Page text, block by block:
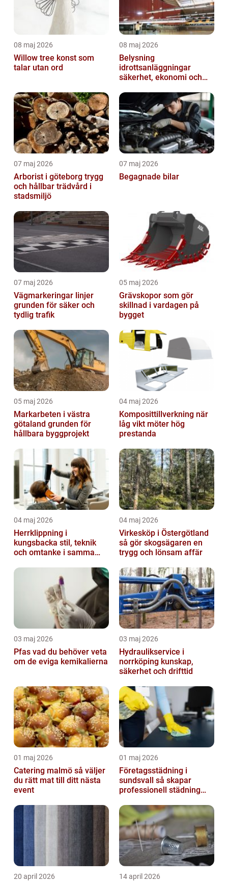
08 maj 2026
Willow tree konst som
talar utan ord
08 maj 2026
Belysning
idrottsanläggningar
säkerhet, ekonomi och
07 maj 2026
Arborist i göteborg trygg
och hållbar trädvård i
stadsmiljö
07 maj 2026
Begagnade bilar
07 maj 2026
Vägmarkeringar linjer
grunden för säker och
tydlig trafik
05 maj 2026
Grävskopor som gör
skillnad i vardagen på
bygget
05 maj 2026
Markarbeten i västra
götaland grunden för
hållbara byggprojekt
04 maj 2026
Komposittillverkning när
låg vikt möter hög
prestanda
04 maj 2026
Herrklippning i
kungsbacka stil, teknik
och omtanke i samma
04 maj 2026
Virkesköp i Östergötland
så gör skogsägaren en
trygg och lönsam affär
03 maj 2026
Pfas vad du behöver veta
om de eviga kemikalierna
03 maj 2026
Hydraulikservice i
norrköping kunskap,
säkerhet och drifttid
01 maj 2026
Catering malmö så väljer
du rätt mat till ditt nästa
event
01 maj 2026
Företagsstädning i
sundsvall så skapar
professionell städning
starkare varum...
20 april 2026 14 april 2026